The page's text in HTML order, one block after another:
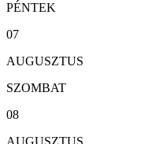
PÉNTEK
07
AUGUSZTUS
SZOMBAT
08
AUGUSZTUS